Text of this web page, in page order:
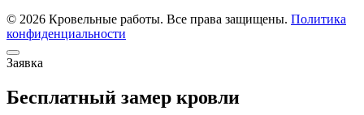
© 2026 Кровельные работы. Все права защищены. Политика
конфиденциальности
Заявка
Бесплатный замер кровли